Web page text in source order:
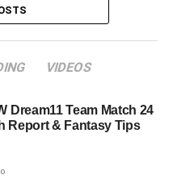
VIDEOS
Dream11 Team Match 24
Report & Fantasy Tips